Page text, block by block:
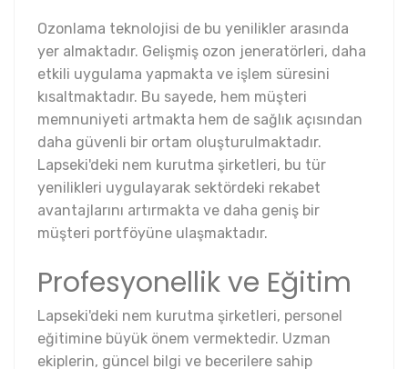
Ozonlama teknolojisi de bu yenilikler arasında
yer almaktadır. Gelişmiş ozon jeneratörleri, daha
etkili uygulama yapmakta ve işlem süresini
kısaltmaktadır. Bu sayede, hem müşteri
memnuniyeti artmakta hem de sağlık açısından
daha güvenli bir ortam oluşturulmaktadır.
Lapseki'deki nem kurutma şirketleri, bu tür
yenilikleri uygulayarak sektördeki rekabet
avantajlarını artırmakta ve daha geniş bir
müşteri portföyüne ulaşmaktadır.
Profesyonellik ve Eğitim
Lapseki'deki nem kurutma şirketleri, personel
eğitimine büyük önem vermektedir. Uzman
ekiplerin, güncel bilgi ve becerilere sahip